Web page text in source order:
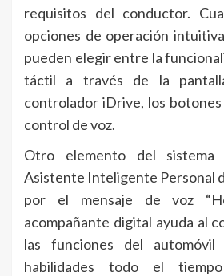
requisitos del conductor.
opciones de operación
pueden elegir entre la
táctil a través de la
controlador iDrive, los
control de voz.
Otro elemento del
Asistente Inteligente Personal
por el mensaje de voz
acompañante digital ayuda al
las funciones del
habilidades todo el